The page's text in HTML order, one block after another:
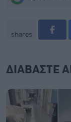
shares
ΔΙΑΒΑΣΤΕ